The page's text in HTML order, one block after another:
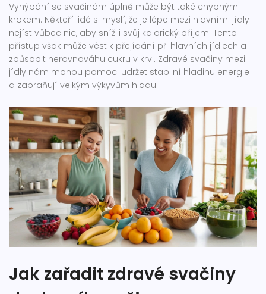
Vyhýbání se svačinám úplně může být také chybným
krokem. Někteří lidé si myslí, že je lépe mezi hlavními jídly
nejíst vůbec nic, aby snížili svůj kalorický příjem. Tento
přístup však může vést k přejídání při hlavních jídlech a
způsobit nerovnováhu cukru v krvi. Zdravé svačiny mezi
jídly nám mohou pomoci udržet stabilní hladinu energie
a zabraňují velkým výkyvům hladu.
Jak zařadit zdravé svačiny